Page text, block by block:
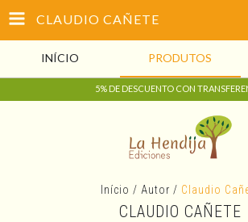
CLAUDIO CAÑETE
INÍCIO PRODUTOS
5% DE DESCUENTO CON
Início / Autor / Claudio
CLAUDIO CAÑETE